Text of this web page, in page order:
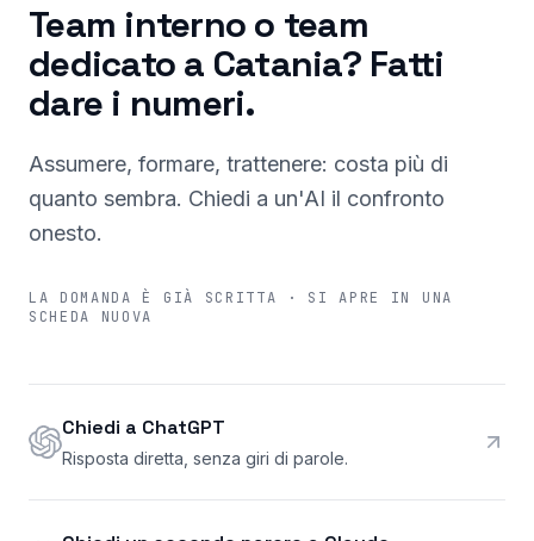
Team interno o team
dedicato a Catania? Fatti
dare i numeri.
Assumere, formare, trattenere: costa più di
quanto sembra. Chiedi a un'AI il confronto
onesto.
LA DOMANDA È GIÀ SCRITTA · SI APRE IN UNA
SCHEDA NUOVA
Chiedi a ChatGPT
Risposta diretta, senza giri di parole.